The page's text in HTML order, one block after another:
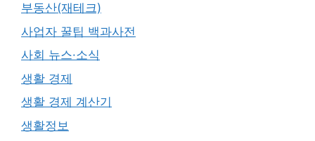
부동산(재테크)
사업자 꿀팁 백과사전
사회 뉴스·소식
생활 경제
생활 경제 계산기
생활정보